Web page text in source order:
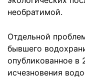
необратимой.
Отдельной
бывшего
опубликованное в
исчезновения